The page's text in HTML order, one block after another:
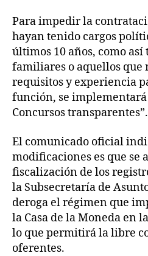
Para impedir la
hayan tenido cargos
últimos 10 años, como así
familiares o aquellos que
requisitos y experiencia
función, se implementará
Concursos transparentes”.
El comunicado oficial
modificaciones es que se
fiscalización de los
la Subsecretaría de
deroga el régimen que
la Casa de la Moneda en
lo que permitirá la libre
oferentes.